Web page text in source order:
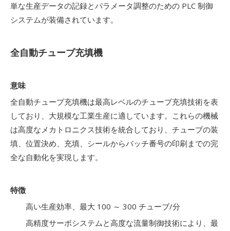
単な生産データの記録とパラメータ調整のための PLC 制御
システムが装備されています。
全自動チューブ充填機
意味
全自動チューブ充填機は最高レベルのチューブ充填技術を表
しており、大規模な工業生産に適しています。これらの機械
は高度なメカトロニクス技術を統合しており、チューブの装
填、位置決め、充填、シールからバッチ番号の印刷までの完
全な自動化を実現します。
特徴
高い生産効率、最大 100 ～ 300 チューブ/分
高精度サーボシステムと高度な流量制御技術により、最